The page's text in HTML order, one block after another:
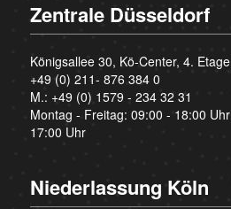
Zentrale Düsseldorf
Königsallee 30, Kö-Center, 4.
+49 (0) 211- 876 384 0
M.: +49 (0) 1579 - 234 32 31
Montag - Freitag: 09:00 - 18:00
17:00 Uhr
Niederlassung Köln